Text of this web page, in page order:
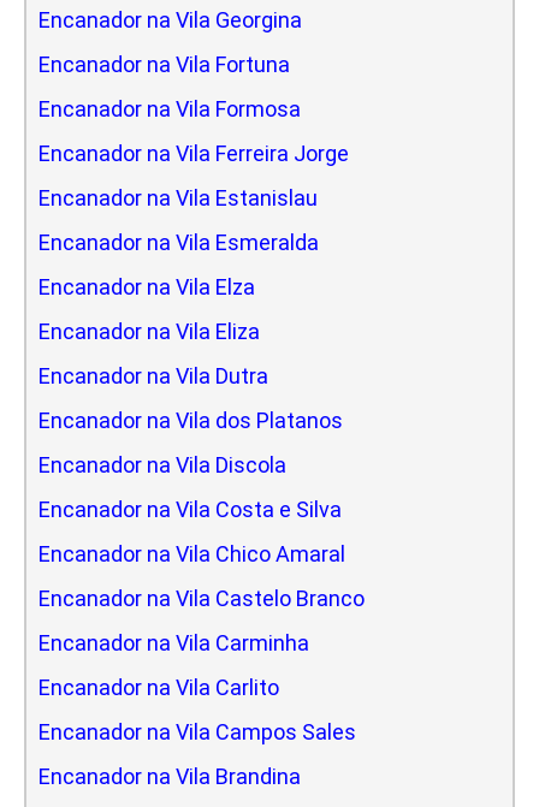
Encanador na Vila Georgina
Encanador na Vila Fortuna
Encanador na Vila Formosa
Encanador na Vila Ferreira Jorge
Encanador na Vila Estanislau
Encanador na Vila Esmeralda
Encanador na Vila Elza
Encanador na Vila Eliza
Encanador na Vila Dutra
Encanador na Vila dos Platanos
Encanador na Vila Discola
Encanador na Vila Costa e Silva
Encanador na Vila Chico Amaral
Encanador na Vila Castelo Branco
Encanador na Vila Carminha
Encanador na Vila Carlito
Encanador na Vila Campos Sales
Encanador na Vila Brandina